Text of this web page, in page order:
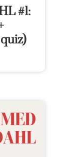
#1: